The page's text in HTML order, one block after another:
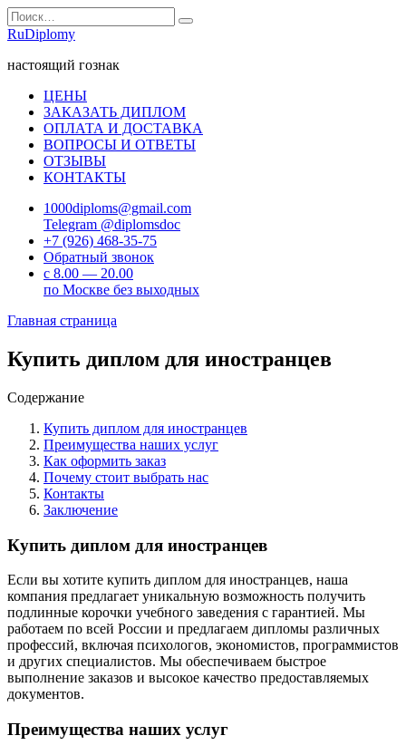
Перейти
к
содержанию
Search
for:
RuDiplomy
настоящий гознак
ЦЕНЫ
ЗАКАЗАТЬ ДИПЛОМ
ОПЛАТА И ДОСТАВКА
ВОПРОСЫ И ОТВЕТЫ
ОТЗЫВЫ
КОНТАКТЫ
1000diploms@gmail.com
Telegram @diplomsdoc
+7 (926) 468-35-75
Обратный звонок
с 8.00 — 20.00
по Москве без выходных
Главная страница
Купить диплом для иностранцев
Содержание
Купить диплом для иностранцев
Преимущества наших услуг
Как оформить заказ
Почему стоит выбрать нас
Контакты
Заключение
Купить диплом для иностранцев
Если вы хотите купить диплом для иностранцев, наша
компания предлагает уникальную возможность получить
подлинные корочки учебного заведения с гарантией. Мы
работаем по всей России и предлагаем дипломы различных
профессий, включая психологов, экономистов, программистов
и других специалистов. Мы обеспечиваем быстрое
выполнение заказов и высокое качество предоставляемых
документов.
Преимущества наших услуг